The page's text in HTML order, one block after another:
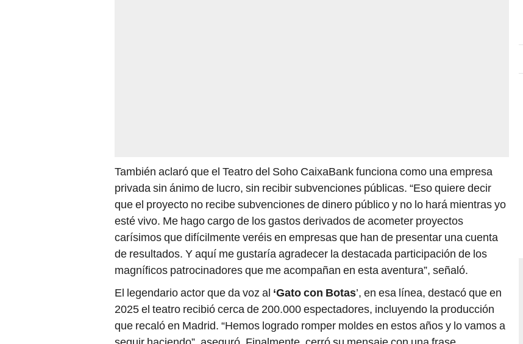
También aclaró que el Teatro del Soho CaixaBank funciona como una empresa
privada sin ánimo de lucro, sin recibir subvenciones públicas. “Eso quiere decir
que el proyecto no recibe subvenciones de dinero público y no lo hará mientras yo
esté vivo. Me hago cargo de los gastos derivados de acometer proyectos
carísimos que difícilmente veréis en empresas que han de presentar una cuenta
de resultados. Y aquí me gustaría agradecer la destacada participación de los
magníficos patrocinadores que me acompañan en esta aventura”, señaló.
El legendario actor que da voz al ‘Gato con Botas’, en esa línea, destacó que en
2025 el teatro recibió cerca de 200.000 espectadores, incluyendo la producción
que recaló en Madrid. “Hemos logrado romper moldes en estos años y lo vamos a